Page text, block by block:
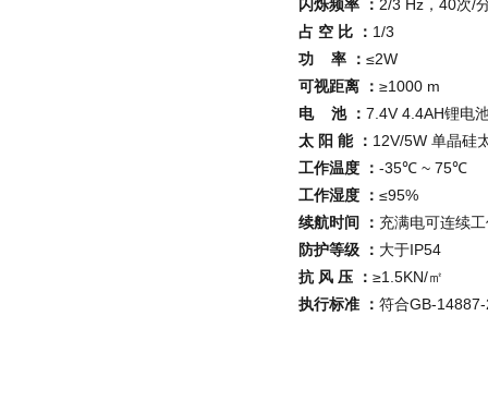
闪烁频率 ： 2/3 Hz， 40次/
占 空 比 ： 1/3
功
率 ： ≤2W
可视距离 ： ≥1000 m
电
池 ： 7.4V 4.4AH锂电
太 阳 能 ： 12V/5W 单晶硅
工作温度 ： -35℃ ~ 75℃
工作湿度 ： ≤95%
续航时间 ： 充满电可连续
防护等级 ： 大于IP54
抗 风 压 ： ≥1.5KN/㎡
执行标准 ： 符合GB-